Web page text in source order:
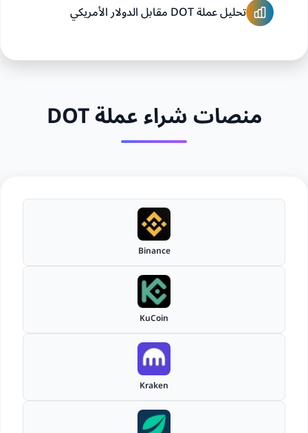
تحليل عملة DOT مقابل الدولار الأمريكي
منصات شراء عملة DOT
Binance
KuCoin
Kraken